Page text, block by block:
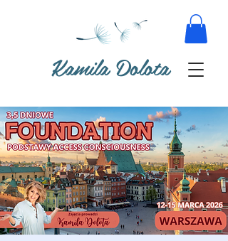
Kamila Dolota